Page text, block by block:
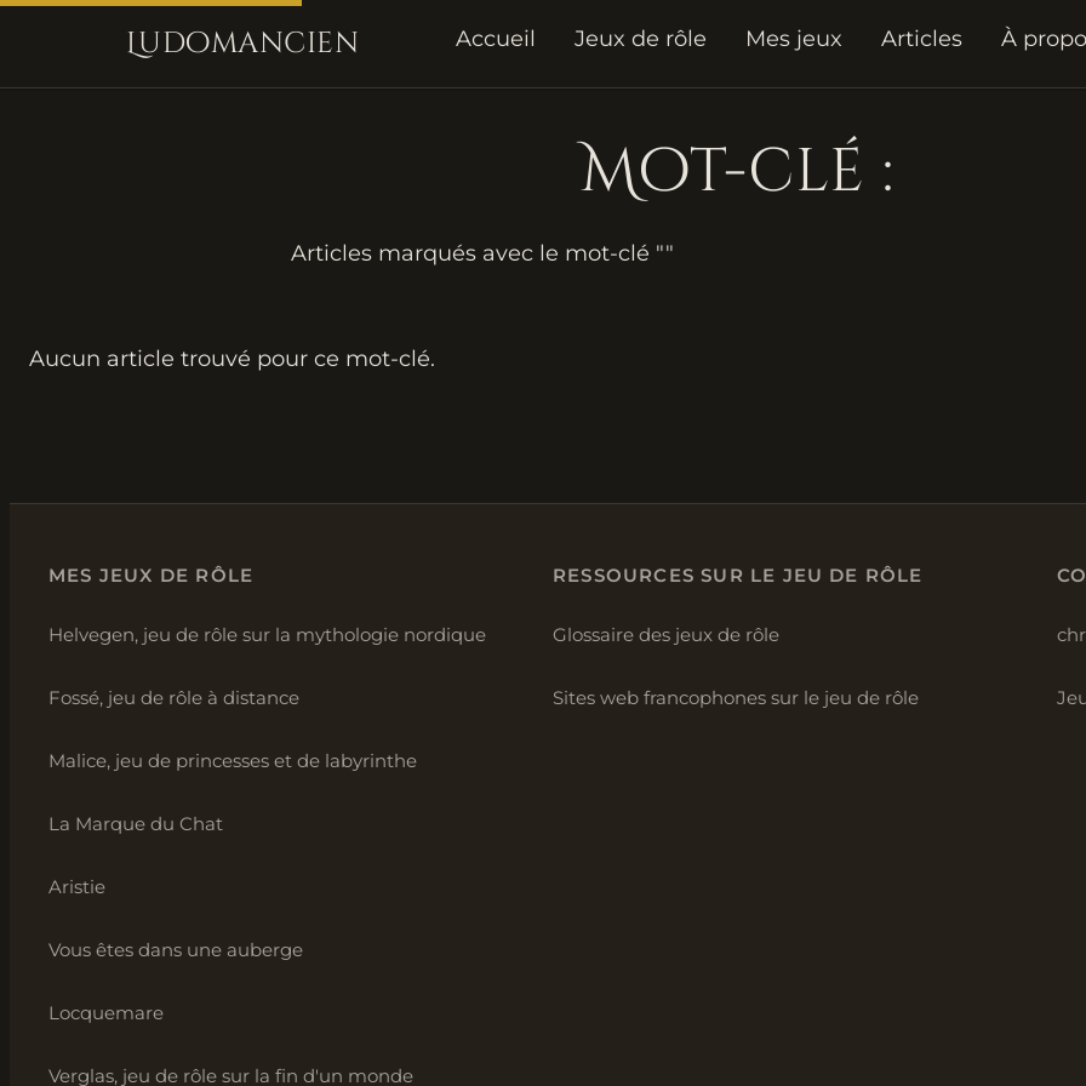
Ludomancien Accueil Jeux de rôle Mes jeux Articles À
Mot-clé :
Articles marqués avec le mot-clé ""
Aucun article trouvé pour ce mot-clé.
MES JEUX DE RÔLE
Helvegen, jeu de rôle sur la mythologie nordique
Fossé, jeu de rôle à distance
Malice, jeu de princesses et de labyrinthe
La Marque du Chat
Aristie
Vous êtes dans une auberge
Locquemare
Verglas, jeu de rôle sur la fin d'un monde
RESSOURCES SUR LE JEU DE RÔLE
Glossaire des jeux de rôle
Sites web francophones sur le jeu de rôle